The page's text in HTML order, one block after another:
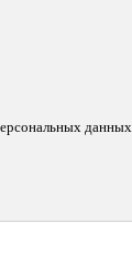
данных